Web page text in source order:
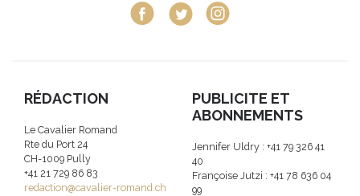
RÉDACTION
Le Cavalier Romand
Rte du Port 24
CH-1009 Pully
+41 21 729 86 83
redaction@cavalier-romand.ch
PUBLICITE ET
ABONNEMENTS
Jennifer Uldry : +41 79 326 41
40
Françoise Jutzi : +41 78 636 04
99